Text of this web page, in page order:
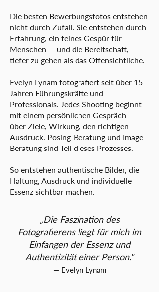
Die besten Bewerbungsfotos entstehen
nicht durch Zufall. Sie entstehen durch
Erfahrung, ein feines Gespür für
Menschen — und die Bereitschaft,
tiefer zu gehen als das Offensichtliche.
Evelyn Lynam fotografiert seit über 15
Jahren Führungskräfte und
Professionals. Jedes Shooting beginnt
mit einem persönlichen Gespräch —
über Ziele, Wirkung, den richtigen
Ausdruck. Posing-Beratung und Image-
Beratung sind Teil dieses Prozesses.
So entstehen authentische Bilder, die
Haltung, Ausdruck und individuelle
Essenz sichtbar machen.
„Die Faszination des
Fotografierens liegt für mich im
Einfangen der Essenz und
Authentizität einer Person."
— Evelyn Lynam